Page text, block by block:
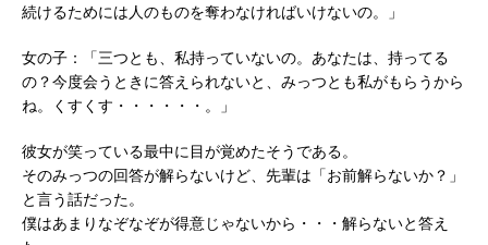
続けるためには人のものを奪わなければいけないの。」
女の子：「三つとも、私持っていないの。あなたは、持ってる
の？今度会うときに答えられないと、みっつとも私がもらうから
ね。くすくす・・・・・・。」
彼女が笑っている最中に目が覚めたそうである。
そのみっつの回答が解らないけど、先輩は「お前解らないか？」
と言う話だった。
僕はあまりなぞなぞが得意じゃないから・・・解らないと答え